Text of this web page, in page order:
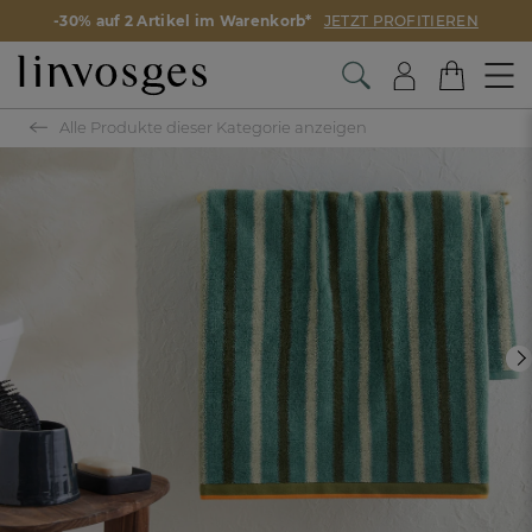
-30% auf 2 Artikel im Warenkorb* JETZT PROFITIEREN
Alle Produkte dieser Kategorie anzeigen